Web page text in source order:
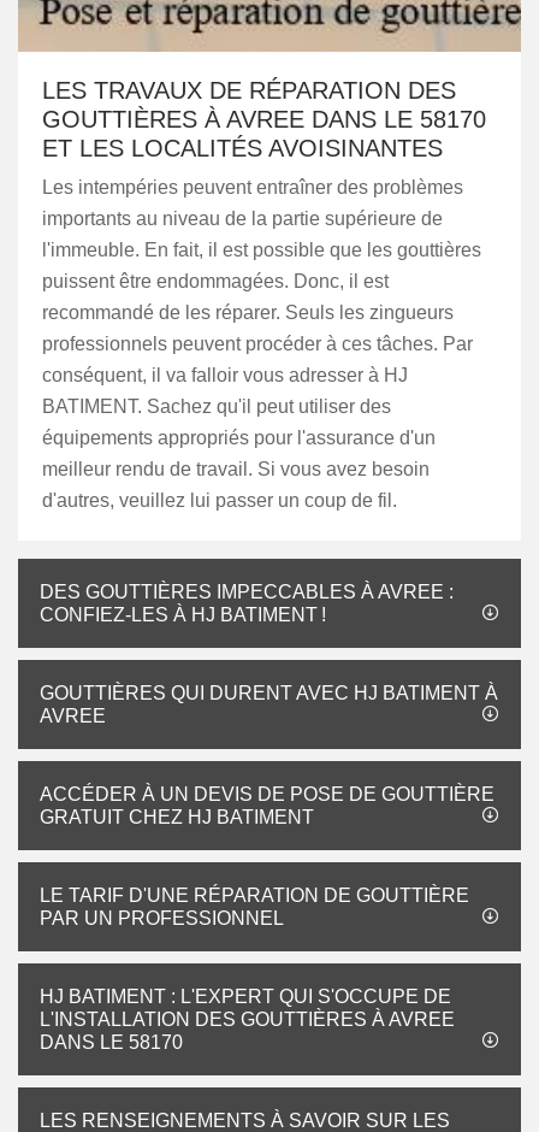
LES TRAVAUX DE RÉPARATION DES
GOUTTIÈRES À AVREE DANS LE 58170
ET LES LOCALITÉS AVOISINANTES
Les intempéries peuvent entraîner des problèmes
importants au niveau de la partie supérieure de
l'immeuble. En fait, il est possible que les gouttières
puissent être endommagées. Donc, il est
recommandé de les réparer. Seuls les zingueurs
professionnels peuvent procéder à ces tâches. Par
conséquent, il va falloir vous adresser à HJ
BATIMENT. Sachez qu'il peut utiliser des
équipements appropriés pour l'assurance d'un
meilleur rendu de travail. Si vous avez besoin
d'autres, veuillez lui passer un coup de fil.
DES GOUTTIÈRES IMPECCABLES À AVREE :
CONFIEZ-LES À HJ BATIMENT !
GOUTTIÈRES QUI DURENT AVEC HJ BATIMENT À
AVREE
ACCÉDER À UN DEVIS DE POSE DE GOUTTIÈRE
GRATUIT CHEZ HJ BATIMENT
LE TARIF D'UNE RÉPARATION DE GOUTTIÈRE
PAR UN PROFESSIONNEL
HJ BATIMENT : L'EXPERT QUI S'OCCUPE DE
L'INSTALLATION DES GOUTTIÈRES À AVREE
DANS LE 58170
LES RENSEIGNEMENTS À SAVOIR SUR LES